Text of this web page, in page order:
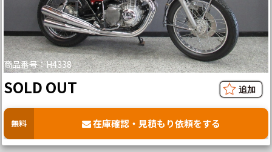
商品番号：H4338
SOLD OUT
無料 在庫確認・見積もり依頼をする